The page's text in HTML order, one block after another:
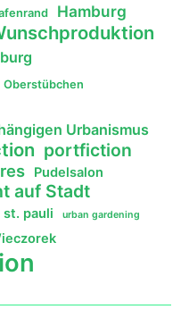
Hamburg
Oberstübchen
Urbanismus
portfiction
Pudelsalon
auf Stadt
st. pauli urban gardening